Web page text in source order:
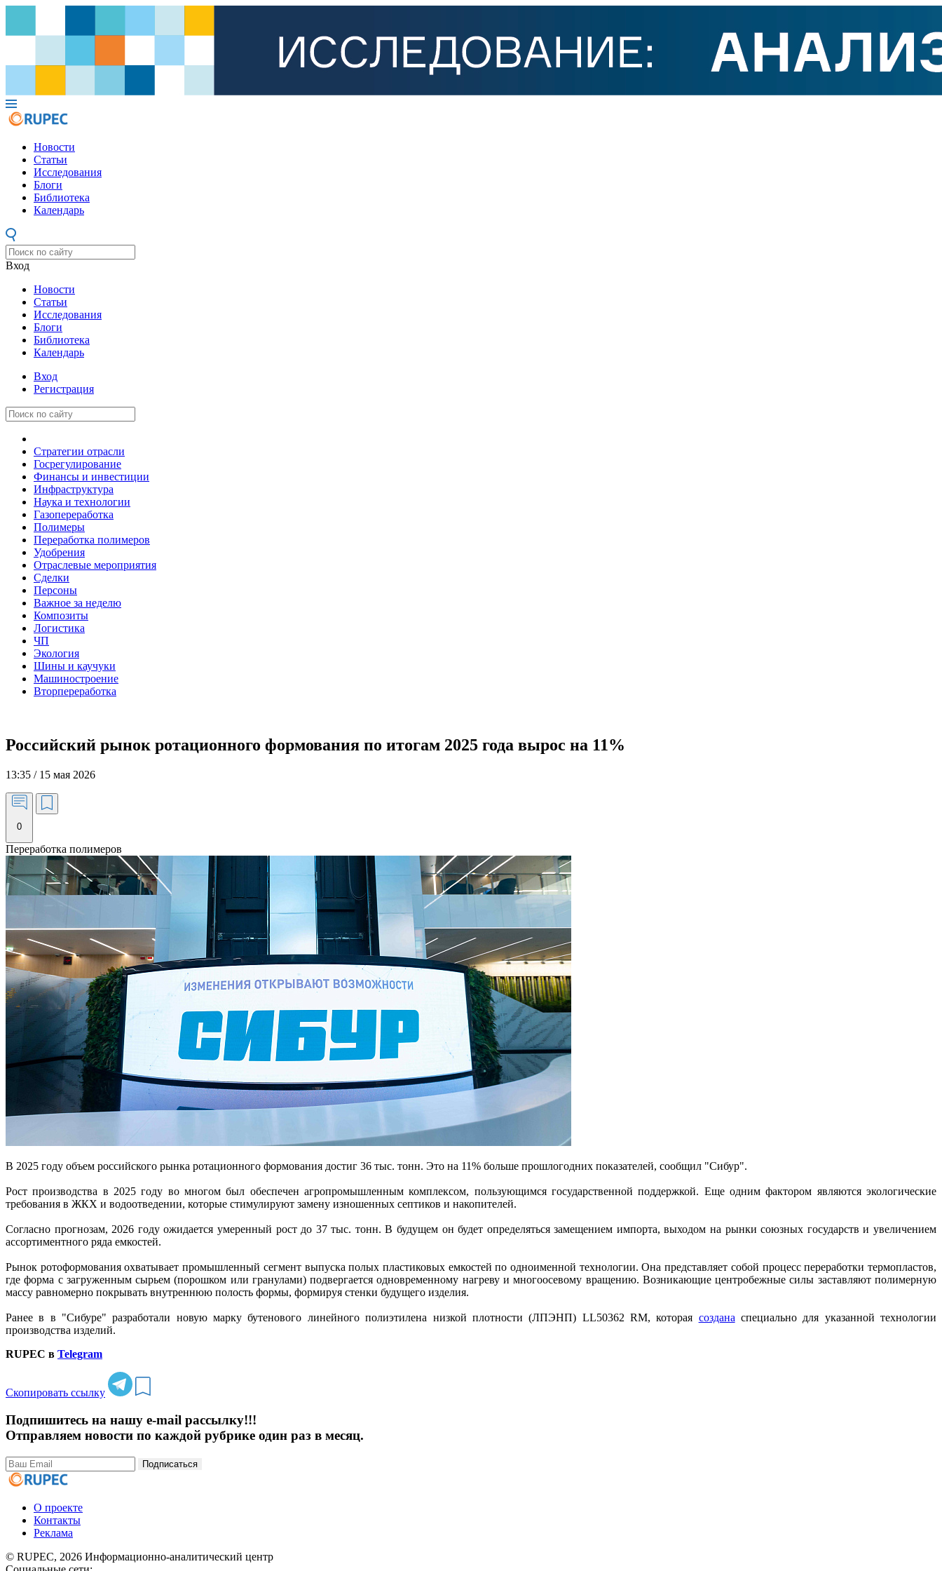
Новости
Статьи
Исследования
Блоги
Библиотека
Календарь
Вход
Новости
Статьи
Исследования
Блоги
Библиотека
Календарь
Вход
Регистрация
Стратегии отрасли
Госрегулирование
Финансы и инвестиции
Инфраструктура
Наука и технологии
Газопереработка
Полимеры
Переработка полимеров
Удобрения
Отраслевые мероприятия
Сделки
Персоны
Важное за неделю
Композиты
Логистика
ЧП
Экология
Шины и каучуки
Машиностроение
Вторпереработка
Российский рынок ротационного формования по итогам 2025 года вырос на 11%
13:35 / 15 мая 2026
0
В 2025 году объем российского рынка ротационного формования достиг 36 тыс. тонн. Это на 11% больше прошлогодних показателей, сообщил "Сибур".
Рост производства в 2025 году во многом был обеспечен агропромышленным комплексом, пользующимся государственной поддержкой. Еще одним фактором являются экологические
требования в ЖКХ и водоотведении, которые стимулируют замену изношенных септиков и накопителей.
Согласно прогнозам, 2026 году ожидается умеренный рост до 37 тыс. тонн. В будущем он будет определяться замещением импорта, выходом на рынки союзных государств и увеличением
ассортиментного ряда емкостей.
Рынок ротоформования охватывает промышленный сегмент выпуска полых пластиковых емкостей по одноименной технологии. Она представляет собой процесс переработки термопластов,
где форма с загруженным сырьем (порошком или гранулами) подвергается одновременному нагреву и многоосевому вращению. Возникающие центробежные силы заставляют полимерную
массу равномерно покрывать внутреннюю полость формы, формируя стенки будущего изделия.
Ранее в в "Сибуре" разработали новую марку бутенового линейного полиэтилена низкой плотности (ЛПЭНП) LL50362 RM, которая созданаспециально для указанной технологии
производства изделий.
RUPEC в Telegram
Скопировать ссылку
Подпишитесь на нашу e-mail рассылку!!!
Отправляем новости по каждой рубрике один раз в месяц.
Подписаться
О проекте
Контакты
Реклама
© RUPEC, 2026 Информационно-аналитический центр